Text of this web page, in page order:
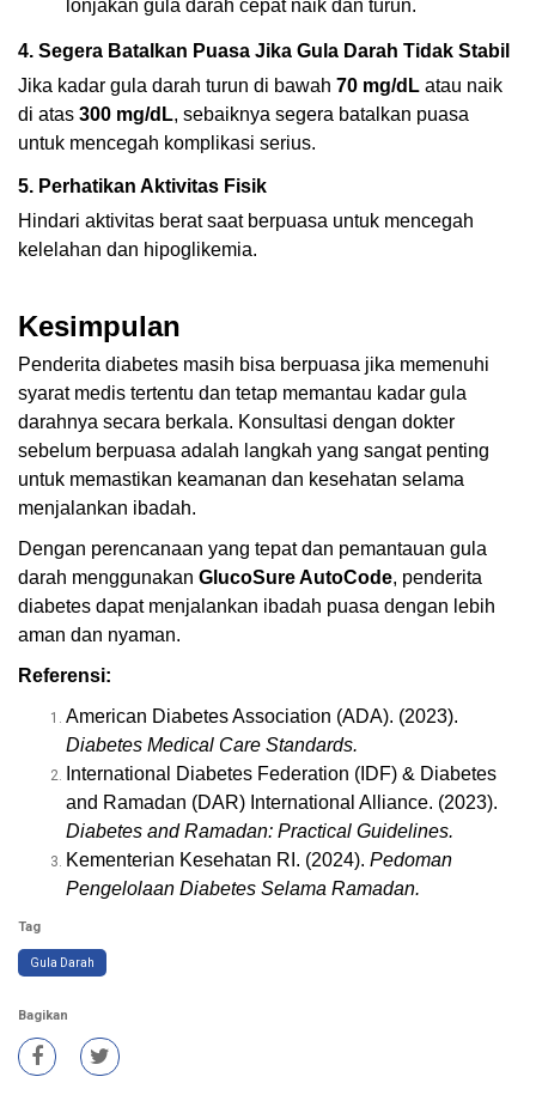
lonjakan gula darah cepat naik dan turun.
4. Segera Batalkan Puasa Jika Gula Darah Tidak Stabil
Jika kadar gula darah turun di bawah 70 mg/dL atau naik
di atas 300 mg/dL, sebaiknya segera batalkan puasa
untuk mencegah komplikasi serius.
5. Perhatikan Aktivitas Fisik
Hindari aktivitas berat saat berpuasa untuk mencegah
kelelahan dan hipoglikemia.
Kesimpulan
Penderita diabetes masih bisa berpuasa jika memenuhi
syarat medis tertentu dan tetap memantau kadar gula
darahnya secara berkala. Konsultasi dengan dokter
sebelum berpuasa adalah langkah yang sangat penting
untuk memastikan keamanan dan kesehatan selama
menjalankan ibadah.
Dengan perencanaan yang tepat dan pemantauan gula
darah menggunakan GlucoSure AutoCode, penderita
diabetes dapat menjalankan ibadah puasa dengan lebih
aman dan nyaman.
Referensi:
American Diabetes Association (ADA). (2023).
Diabetes Medical Care Standards.
International Diabetes Federation (IDF) & Diabetes
and Ramadan (DAR) International Alliance. (2023).
Diabetes and Ramadan: Practical Guidelines.
Kementerian Kesehatan RI. (2024). Pedoman
Pengelolaan Diabetes Selama Ramadan.
Tag
Gula Darah
Bagikan